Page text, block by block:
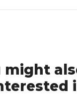
might